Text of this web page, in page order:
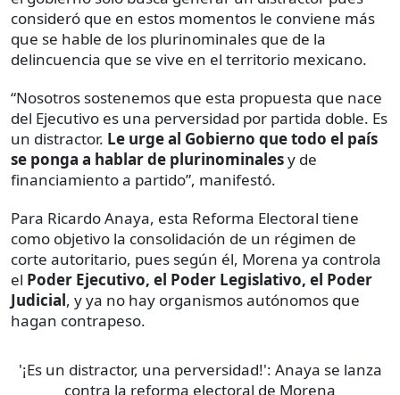
consideró que en estos momentos le conviene más
que se hable de los plurinominales que de la
delincuencia que se vive en el territorio mexicano.
“Nosotros sostenemos que esta propuesta que nace
del Ejecutivo es una perversidad por partida doble. Es
un distractor. Le urge al Gobierno que todo el país
se ponga a hablar de plurinominalesy de
financiamiento a partido”, manifestó.
Para Ricardo Anaya, esta Reforma Electoral tiene
como objetivo la consolidación de un régimen de
corte autoritario, pues según él, Morena ya controla
el Poder Ejecutivo, el Poder Legislativo, el Poder
Judicial, y ya no hay organismos autónomos que
hagan contrapeso.
'¡Es un distractor, una perversidad!': Anaya se lanza
contra la reforma electoral de Morena